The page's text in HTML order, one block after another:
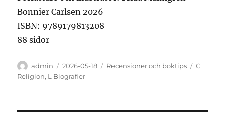
Bonnier Carlsen 2026
ISBN: 9789179813208
88 sidor
Författare
admin
Publicerat
den
2026-05-18 Kategorier
Recensioner och boktips Etiketter
C
Religion, L Biografier